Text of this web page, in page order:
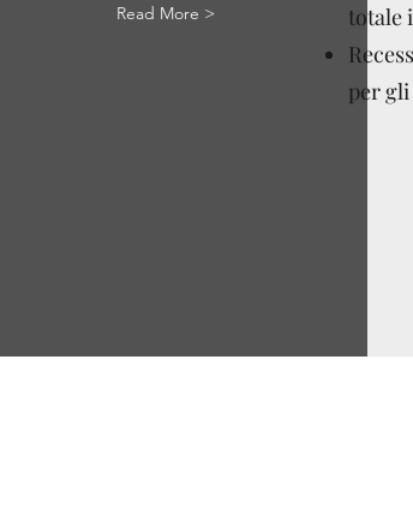
Read More >
totale
per